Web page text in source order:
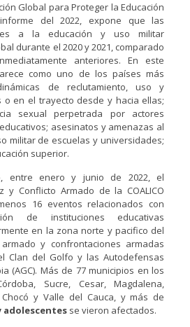
Global para Proteger la Educación
del 2022, expone que las
a la educación y uso militar
durante el 2020 y 2021, comparado
anteriores. En este
como uno de los países más
de reclutamiento, uso y
o en el trayecto desde y hacia ellas;
sexual perpetrada por actores
asesinatos y amenazas al
militar de escuelas y universidades;
superior.
entre enero y junio de 2022, el
y Conflicto Armado de la COALICO
16 eventos relacionados con
de instituciones educativas
en la zona norte y pacifico del
y confrontaciones armadas
Clan del Golfo y las Autodefensas
(AGC). Más de 77 municipios en los
Sucre, Cesar, Magdalena,
Chocó y Valle del Cauca, y más de
adolescentesse vieron afectados.